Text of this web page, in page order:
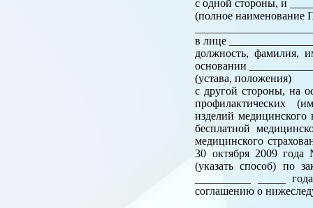
с одной стороны, и
(полное наименование
в лице
должность, фамилия,
основании
(устава, положения)
с другой стороны, на
профилактических
изделий медицинского
бесплатной
медицинского
30 октября 2009 года
(указать способ) по
__________ _____
соглашению о